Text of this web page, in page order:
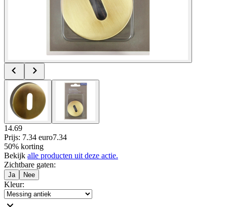
14.69
Prijs: 7.34 euro7.34
50% korting
Bekijk alle producten uit deze actie.
Zichtbare gaten:
Ja Nee
Kleur: